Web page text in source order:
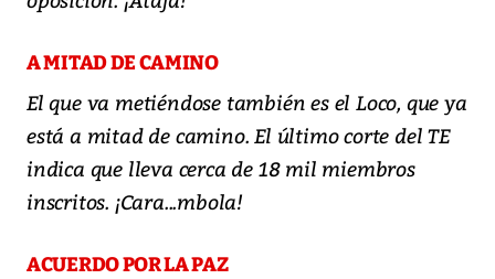
A MITAD DE CAMINO
El que va metiéndose también es el Loco, que ya
está a mitad de camino. El último corte del TE
indica que lleva cerca de 18 mil miembros
inscritos. ¡Cara...mbola!
ACUERDO POR LA PAZ